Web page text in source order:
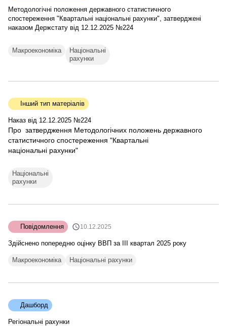
Методологічні положення державного статистичного
спостереження "Квартальні національні рахунки", затверджені
наказом Держстату від 12.12.2025 №224
Макроекономіка
Національні
рахунки
Інший тип матеріалів
Наказ від 12.12.2025 №224
Про затвердження Методологічних положень державного
статистичного спостереження "Квартальні
національні рахунки"
Національні
рахунки
Повідомлення 10.12.2025
Здійснено попередню оцінку ВВП за IІІ квартал 2025 року
Макроекономіка Національні рахунки
Дашборд
Регіональні рахунки